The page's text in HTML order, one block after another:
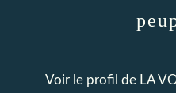
Voir le profil de LA